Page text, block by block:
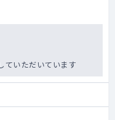
ていただいています